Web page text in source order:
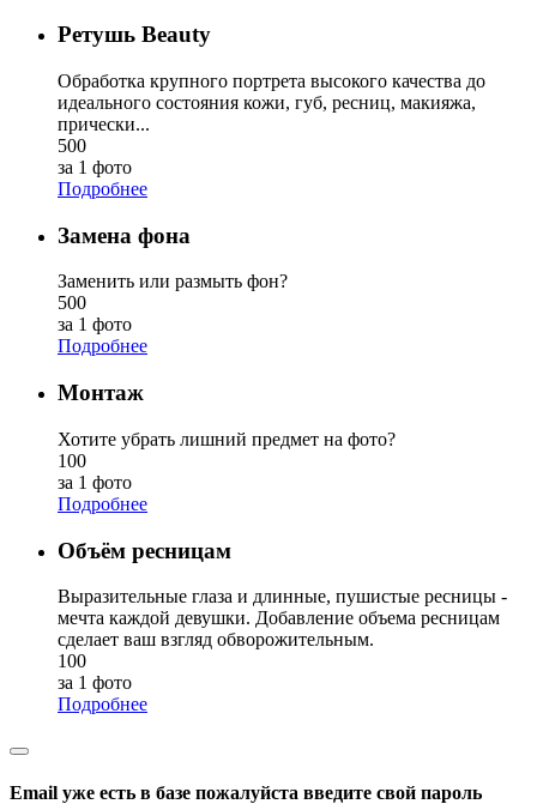
Ретушь Beauty
Обработка крупного портрета высокого качества до
идеального состояния кожи, губ, ресниц, макияжа,
прически...
500
за 1 фото
Подробнее
Замена фона
Заменить или размыть фон?
500
за 1 фото
Подробнее
Монтаж
Хотите убрать лишний предмет на фото?
100
за 1 фото
Подробнее
Объём ресницам
Выразительные глаза и длинные, пушистые ресницы -
мечта каждой девушки. Добавление объема ресницам
сделает ваш взгляд обворожительным.
100
за 1 фото
Подробнее
Email уже есть в базе пожалуйста введите свой пароль